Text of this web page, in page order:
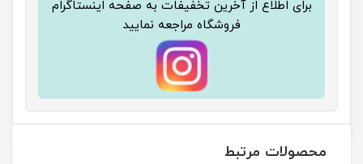
برای اطلاع از آخرین تخفیفات به صفحه اینستاگرام
فروشگاه مراجعه نمایید
محصولات مرتبط